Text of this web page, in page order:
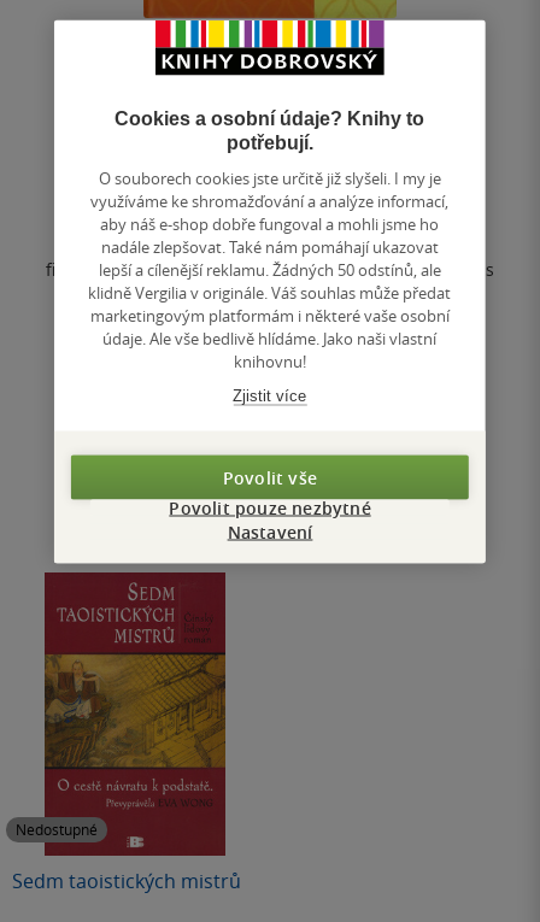
Taoismus
Eva Wong
z
5
hvězdiček
pevná vazba
Podrobný úvod do dějin čínské duchovní tradice a
filozofie. Tento průvodce duchovní krajinou taoismu vás
nejen uvede do důležitých...
Nedostupné
Nedostupné
Sedm taoistických mistrů
Cookies a osobní údaje? Knihy to
potřebují.
O souborech cookies jste určitě již slyšeli. I my je
využíváme ke shromažďování a analýze informací,
aby náš e-shop dobře fungoval a mohli jsme ho
nadále zlepšovat. Také nám pomáhají ukazovat
lepší a cílenější reklamu. Žádných 50 odstínů, ale
klidně Vergilia v originále. Váš souhlas může předat
marketingovým platformám i některé vaše osobní
údaje. Ale vše bedlivě hlídáme. Jako naši vlastní
knihovnu!
Zjistit více
Povolit vše
Povolit pouze nezbytné
Nastavení